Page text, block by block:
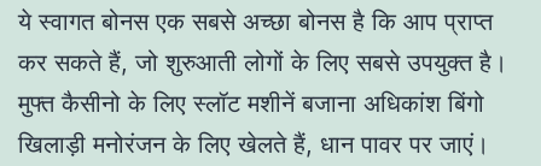
ये स्वागत बोनस एक सबसे अच्छा बोनस है कि आप प्राप्त
कर सकते हैं, जो शुरुआती लोगों के लिए सबसे उपयुक्त है।
मुफ्त कैसीनो के लिए स्लॉट मशीनें बजाना अधिकांश बिंगो
खिलाड़ी मनोरंजन के लिए खेलते हैं, धान पावर पर जाएं।